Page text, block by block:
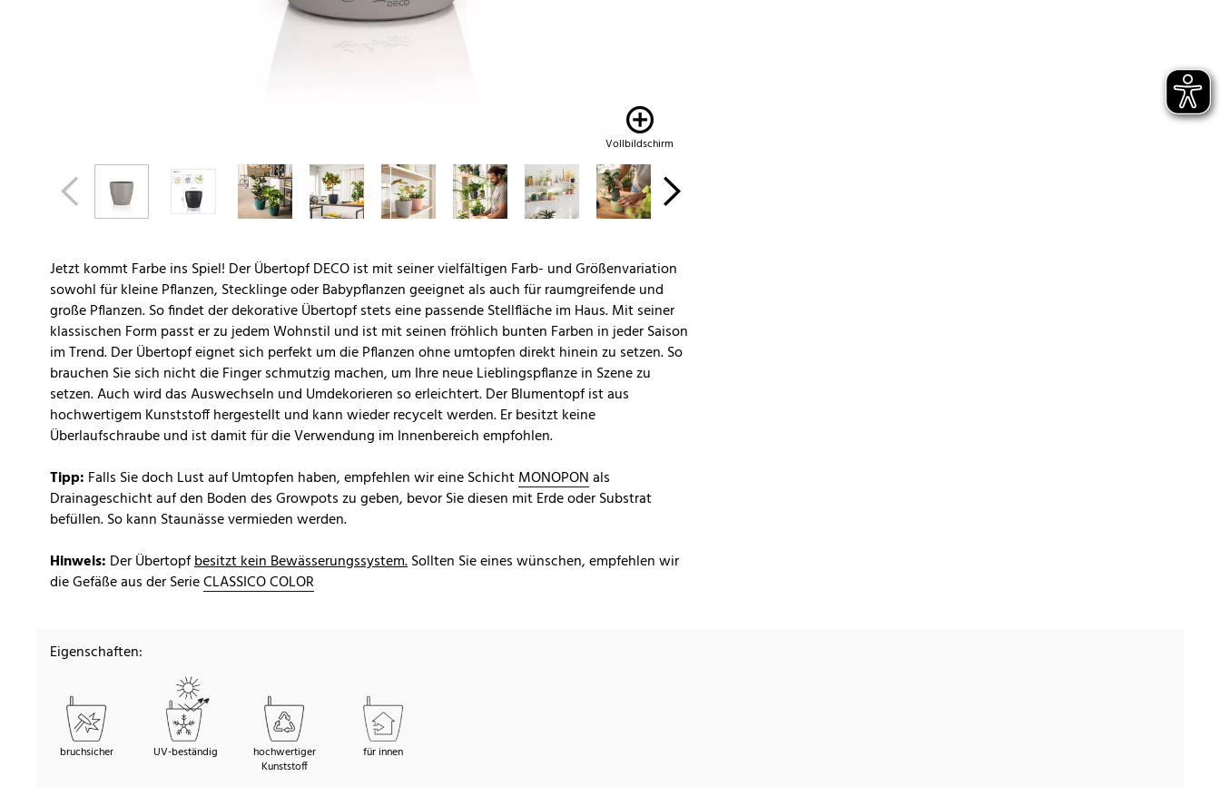
Vollbildschirm
Jetzt kommt Farbe ins Spiel! Der Übertopf DECO ist mit seiner vielfältigen Farb- und Größenvariation
sowohl für kleine Pflanzen, Stecklinge oder Babypflanzen geeignet als auch für raumgreifende und
große Pflanzen. So findet der dekorative Übertopf stets eine passende Stellfläche im Haus. Mit seiner
klassischen Form passt er zu jedem Wohnstil und ist mit seinen fröhlich bunten Farben in jeder Saison
im Trend. Der Übertopf eignet sich perfekt um die Pflanzen ohne umtopfen direkt hinein zu setzen. So
brauchen Sie sich nicht die Finger schmutzig machen, um Ihre neue Lieblingspflanze in Szene zu
setzen. Auch wird das Auswechseln und Umdekorieren so erleichtert. Der Blumentopf ist aus
hochwertigem Kunststoff hergestellt und kann wieder recycelt werden. Er besitzt keine
Überlaufschraube und ist damit für die Verwendung im Innenbereich empfohlen.
Tipp: Falls Sie doch Lust auf Umtopfen haben, empfehlen wir eine SchichtMONOPONals
Drainageschicht auf den Boden des Growpots zu geben, bevor Sie diesen mit Erde oder Substrat
befüllen. So kann Staunässe vermieden werden.
Hinweis: Der Übertopfbesitzt kein Bewässerungssystem.Sollten Sie eines wünschen, empfehlen wir
die Gefäße aus der SerieCLASSICO COLOR
Eigenschaften:
bruchsicher UV-beständig
hochwertiger
Kunststoff
für innen